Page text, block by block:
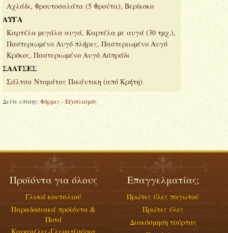
Αχλάδι, Φρουτοσαλάτα (5 Φρούτα), Βερίκοκο
ΑΥΓΑ
Καρτέλα µεγάλα αυγά, Καρτέλα µε αυγά (30 τµχ.),
Παστεριωµένο Αυγό πλήρες, Παστεριωµένο Αυγό
Κρόκος, Παστεριωµένο Αυγό Ασπράδι
ΣΑΛΤΣΕΣ
Σάλτσα Ντομάτας Πικάντικη (από Κρήτη)
Δείτε επίσης:Φόρμες - Εξοπλισμός
Προϊόντα για όλους
Γλυκά κουταλιού
Παραδοσιακά προϊόντα &
Ποτά
Επαγγελματίας;
Πρώτες ύλες παγωτού
Πρώτες ύλες
Διακόσμηση τούρτας